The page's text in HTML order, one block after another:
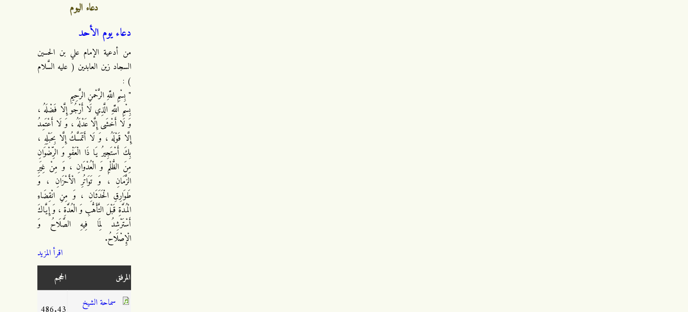
دعاء اليوم
دعاء يوم الأحد
من أدعية الإمام علي بن الحسين
السجاد زين العابدين ( عليه السَّلام
) :
" بِسْمِ اللَّهِ الرَّحْمنِ الرَّحِيمِ
بِسْمِ اللَّهِ الَّذِي لَا أَرْجُو إِلَّا فَضْلَهُ ،
وَ لَا أَخْشَى إِلَّا عَدْلَهُ ، وَ لَا أَعْتَمِدُ
إِلَّا قَوْلَهُ ، وَ لَا أَتَمَسَّكُ إِلَّا بِحَبْلِهِ ،
بِكَ أَسْتَجِيرُ يَا ذَا الْعَفْوِ وَ الرِّضْوَانِ
مِنَ الظُّلْمِ وَ الْعُدْوَانِ ، وَ مِنْ غِيَرِ
الزَّمَانِ ، وَ تَوَاتُرِ الْأَحْزَانِ ، وَ
طَوَارِقِ الْحَدَثَانِ ، وَ مِنِ انْقِضَاءِ
الْمُدَّةِ قَبْلَ التَّأَهُّبِ وَ الْعُدَّةِ ، وَ إِيَّاكَ
أَسْتَرْشِدُ لِمَا فِيهِ الصَّلَاحُ وَ
الْإِصْلَاحُ.
اقرأ المزيد
المرفق
الحجم
سماحة الشيخ